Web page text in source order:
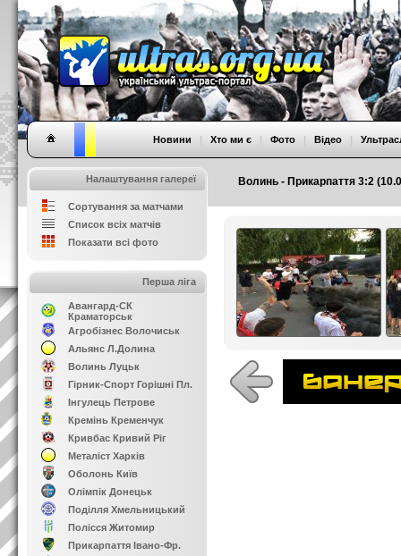
Волинь - Прикарпаття 3:2
Новини | Хто ми є | Фото | Відео |
Налаштування галереї
Сортування за матчами
Список всіх матчів
Показати всі фото
Перша ліга
Авангард-СК
Краматорськ
Агробізнес Волочиськ
Альянс Л.Долина
Волинь Луцьк
Гірник-Спорт Горішні Пл.
Інгулець Петрове
Кремінь Кременчук
Кривбас Кривий Ріг
Металіст Харків
Оболонь Київ
Олімпік Донецьк
Поділля Хмельницький
Полісся Житомир
Прикарпаття Івано-Фр.